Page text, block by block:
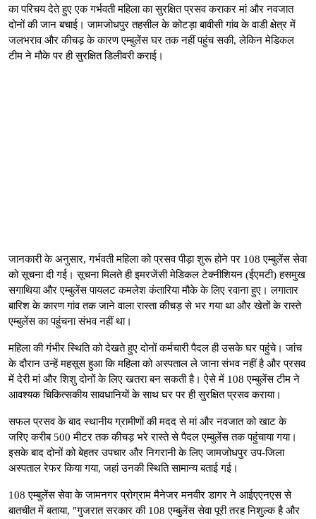
का परिचय देते हुए एक गर्भवती महिला का सुरक्षित प्रसव कराकर मां और नवजात
दोनों की जान बचाई। जामजोधपुर तहसील के कोटड़ा बावीसी गांव के वाडी क्षेत्र में
जलभराव और कीचड़ के कारण एम्बुलेंस घर तक नहीं पहुंच सकी, लेकिन मेडिकल
टीम ने मौके पर ही सुरक्षित डिलीवरी कराई।
जानकारी के अनुसार, गर्भवती महिला को प्रसव पीड़ा शुरू होने पर 108 एम्बुलेंस सेवा
को सूचना दी गई। सूचना मिलते ही इमरजेंसी मेडिकल टेक्नीशियन (ईएमटी) हसमुख
सगाथिया और एम्बुलेंस पायलट कमलेश कंतारिया मौके के लिए रवाना हुए। लगातार
बारिश के कारण गांव तक जाने वाला रास्ता कीचड़ से भर गया था और खेतों के रास्ते
एम्बुलेंस का पहुंचना संभव नहीं था।
महिला की गंभीर स्थिति को देखते हुए दोनों कर्मचारी पैदल ही उसके घर पहुंचे। जांच
के दौरान उन्हें महसूस हुआ कि महिला को अस्पताल ले जाना संभव नहीं है और प्रसव
में देरी मां और शिशु दोनों के लिए खतरा बन सकती है। ऐसे में 108 एम्बुलेंस टीम ने
आवश्यक चिकित्सकीय सावधानियों के साथ घर पर ही सुरक्षित प्रसव कराया।
सफल प्रसव के बाद स्थानीय ग्रामीणों की मदद से मां और नवजात को खाट के
जरिए करीब 500 मीटर तक कीचड़ भरे रास्ते से पैदल एम्बुलेंस तक पहुंचाया गया।
इसके बाद दोनों को बेहतर उपचार और निगरानी के लिए जामजोधपुर उप-जिला
अस्पताल रेफर किया गया, जहां उनकी स्थिति सामान्य बताई गई।
108 एम्बुलेंस सेवा के जामनगर प्रोग्राम मैनेजर मनवीर डागर ने आईएएनएस से
बातचीत में बताया, "गुजरात सरकार की 108 एम्बुलेंस सेवा पूरी तरह निशुल्क है और